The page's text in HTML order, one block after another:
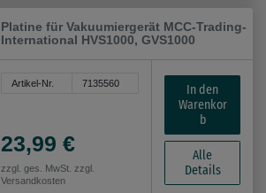
Platine für Vakuumiergerät MCC-Trading-
International HVS1000, GVS1000
Artikel-Nr. 7135560
23,99 €
zzgl. ges. MwSt. zzgl.
Versandkosten
In den
Warenkor
b
Alle
Details